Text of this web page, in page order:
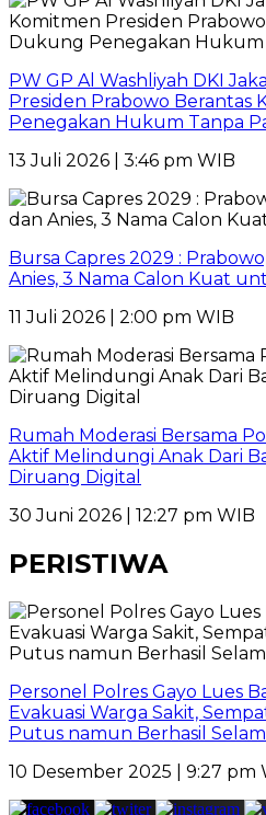
PW GP Al Washliyah DKI
Presiden Prabowo Berantas
Penegakan Hukum Tanpa
13 Juli 2026 | 3:46 pm WIB
Bursa Capres 2029 :
Anies, 3 Nama Calon Kuat
11 Juli 2026 | 2:00 pm WIB
Rumah Moderasi Bersama
Aktif Melindungi Anak Dari
Diruang Digital
30 Juni 2026 | 12:27 pm WIB
PERISTIWA
Personel Polres Gayo Lues
Evakuasi Warga Sakit,
Putus namun Berhasil
10 Desember 2025 | 9:27 pm